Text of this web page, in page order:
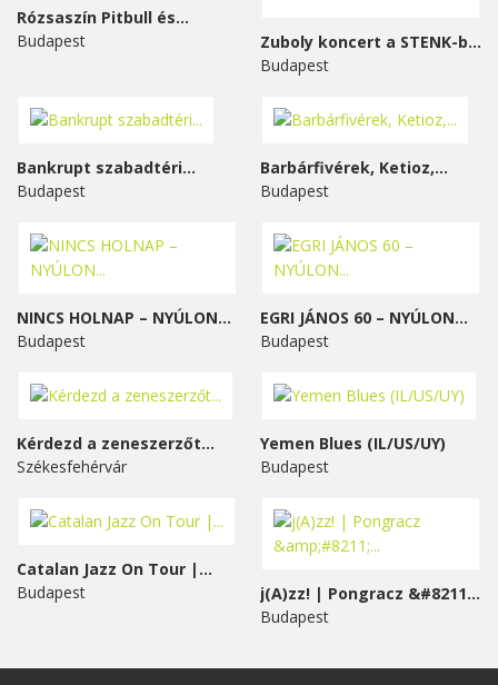
Rózsaszín Pitbull és...
Budapest
Zuboly koncert a STENK-ben
Budapest
Bankrupt szabadtéri...
Budapest
Barbárfivérek, Ketioz,...
Budapest
NINCS HOLNAP – NYÚLON...
Budapest
EGRI JÁNOS 60 – NYÚLON...
Budapest
Kérdezd a zeneszerzőt...
Székesfehérvár
Yemen Blues (IL/US/UY)
Budapest
Catalan Jazz On Tour |...
Budapest
j(A)zz! | Pongracz &#8211;...
Budapest